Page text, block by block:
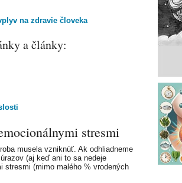
na zdravie človeka
a články:
stresmi
musela vzniknúť. Ak odhliadneme
(aj keď ani to sa nedeje
stresmi (mimo malého % vrodených